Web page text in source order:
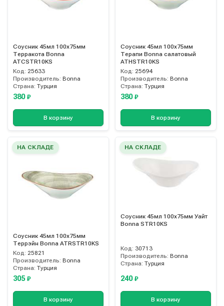
Соусник 45мл 100х75мм
Терракота Bonna
ATCSTR10KS
Код: 25633
Производитель: Bonna
Страна: Турция
380 ₽
В корзину
Соусник 45мл 100х75мм
Терапи Bonna салатовый
ATHSTR10KS
Код: 25694
Производитель: Bonna
Страна: Турция
380 ₽
В корзину
НА СКЛАДЕ
Соусник 45мл 100х75мм
Террэйн Bonna ATRSTR10KS
Код: 25821
Производитель: Bonna
Страна: Турция
305 ₽
В корзину
НА СКЛАДЕ
Соусник 45мл 100х75мм Уайт
Bonna STR10KS
Код: 30713
Производитель: Bonna
Страна: Турция
240 ₽
В корзину